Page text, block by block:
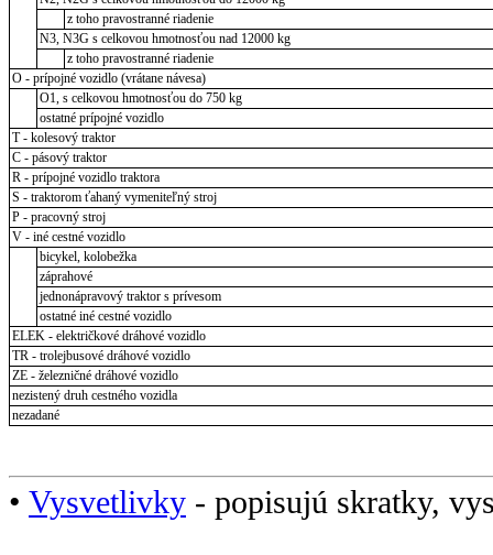
z toho pravostranné riadenie
N3, N3G s celkovou hmotnosťou nad 12000 kg
z toho pravostranné riadenie
O - prípojné vozidlo (vrátane návesa)
O1, s celkovou hmotnosťou do 750 kg
ostatné prípojné vozidlo
T - kolesový traktor
C - pásový traktor
R - prípojné vozidlo traktora
S - traktorom ťahaný vymeniteľný stroj
P - pracovný stroj
V - iné cestné vozidlo
bicykel, kolobežka
záprahové
jednonápravový traktor s prívesom
ostatné iné cestné vozidlo
ELEK - električkové dráhové vozidlo
TR - trolejbusové dráhové vozidlo
ZE - železničné dráhové vozidlo
nezistený druh cestného vozidla
nezadané
• Vysvetlivky - popisujú skratky,